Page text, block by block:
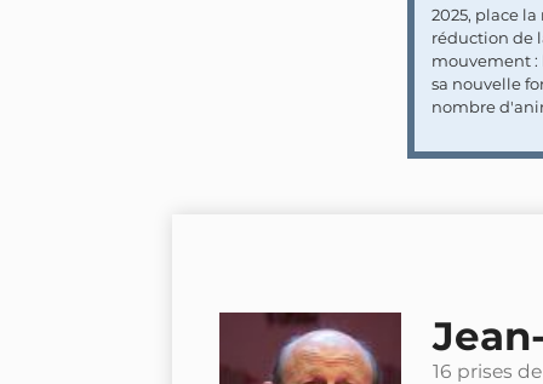
2025, place
réduction de
mouvement :
sa nouvelle
nombre
16 prises